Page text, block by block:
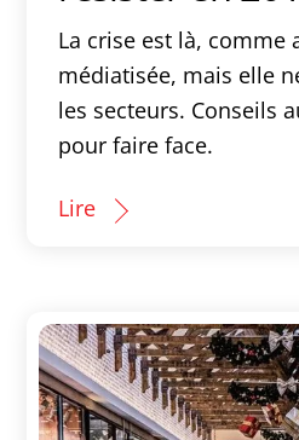
La crise est là, comme
médiatisée, mais elle
les secteurs. Conseils
pour faire face.
Lire